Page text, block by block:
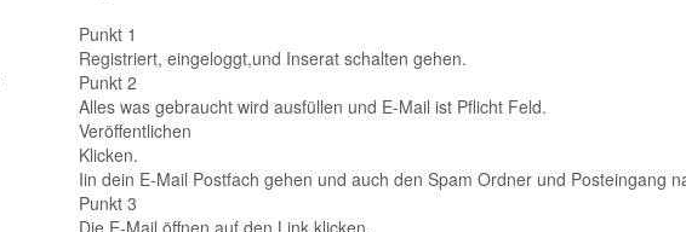
Punkt 1
Registriert, eingeloggt,und Inserat schalten gehen.
Punkt 2
Alles was gebraucht wird ausfüllen und E-Mail ist Pflicht Feld.
Veröffentlichen
Klicken.
Iin dein E-Mail Postfach gehen und auch den Spam Ordner und Posteingang
Punkt 3